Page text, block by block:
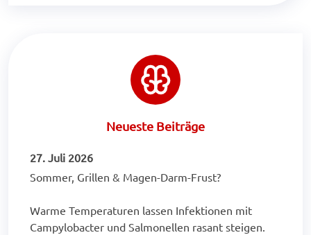
Neueste Beiträge
27. Juli 2026
Sommer, Grillen & Magen-Darm-Frust?
Warme Temperaturen lassen Infektionen mit
Campylobacter und Salmonellen rasant steigen.